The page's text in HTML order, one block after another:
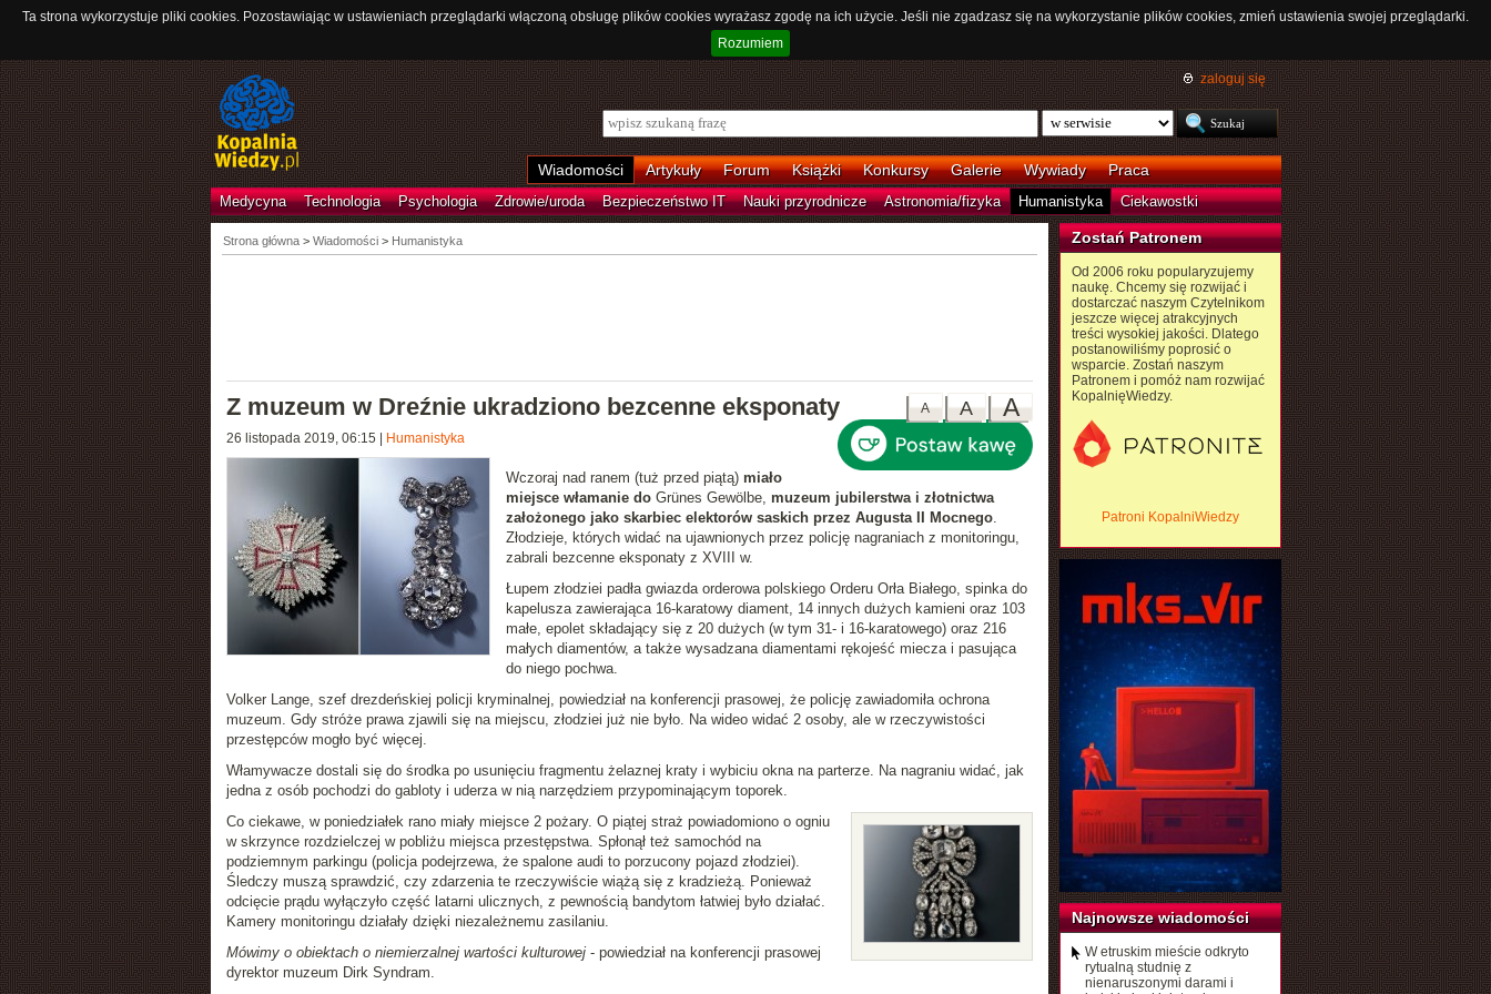
Ta strona wykorzystuje pliki cookies. Pozostawiając w ustawieniach przeglądarki włączoną obsługę plików cookies wyrażasz zgodę na ich użycie. Jeśli nie zgadzasz się na wykorzystanie plików cookies, zmień ustawienia swojej przeglądarki.
Rozumiem
zaloguj się
Wiadomości Artykuły Forum Książki Konkursy Galerie Wywiady Praca
Medycyna Technologia Psychologia Zdrowie/uroda Bezpieczeństwo IT Nauki przyrodnicze Astronomia/fizyka Humanistyka Ciekawostki
Strona główna> Wiadomości > Humanistyka
A
A
A
Z muzeum w Dreźnie ukradziono bezcenne eksponaty
26 listopada 2019, 06:15 Humanistyka
Wczoraj nad ranem (tuż przed piątą) miało
miejsce włamanie doGrünes Gewölbe, muzeum jubilerstwa i złotnictwa
założonego jako skarbiec elektorów saskich przez Augusta II Mocnego.
Złodzieje, których widać na ujawnionych przez policję nagraniach z monitoringu,
zabrali bezcenne eksponaty z XVIII w.
Łupem złodziei padła gwiazda orderowa polskiego Orderu Orła Białego, spinka do
kapelusza zawierająca 16-karatowy diament, 14 innych dużych kamieni oraz 103
małe, epolet składający się z 20 dużych (w tym 31- i 16-karatowego) oraz 216
małych diamentów, a także wysadzana diamentami rękojeść miecza i pasująca
do niego pochwa.
Volker Lange, szef drezdeńskiej policji kryminalnej, powiedział na konferencji prasowej, że policję zawiadomiła ochrona
muzeum. Gdy stróże prawa zjawili się na miejscu, złodziei już nie było. Na wideo widać 2 osoby, ale w rzeczywistości
przestępców mogło być więcej.
Włamywacze dostali się do środka po usunięciu fragmentu żelaznej kraty i wybiciu okna na parterze. Na nagraniu widać, jak
jedna z osób pochodzi do gabloty i uderza w nią narzędziem przypominającym toporek.
Co ciekawe, w poniedziałek rano miały miejsce 2 pożary. O piątej straż powiadomiono o ogniu
w skrzynce rozdzielczej w pobliżu miejsca przestępstwa. Spłonął też samochód na
podziemnym parkingu (policja podejrzewa, że spalone audi to porzucony pojazd złodziei).
Śledczy muszą sprawdzić, czy zdarzenia te rzeczywiście wiążą się z kradzieżą. Ponieważ
odcięcie prądu wyłączyło część latarni ulicznych, z pewnością bandytom łatwiej było działać.
Kamery monitoringu działały dzięki niezależnemu zasilaniu.
Mówimy o obiektach o niemierzalnej wartości kulturowej- powiedział na konferencji prasowej
dyrektor muzeum Dirk Syndram.
Zostań Patronem
Od 2006 roku popularyzujemy
naukę. Chcemy się rozwijać i
dostarczać naszym Czytelnikom
jeszcze więcej atrakcyjnych
treści wysokiej jakości. Dlatego
postanowiliśmy poprosić o
wsparcie. Zostań naszym
Patronem i pomóż nam rozwijać
KopalnięWiedzy.
Patroni KopalniWiedzy
Najnowsze wiadomości
W etruskim mieście odkryto
rytualną studnię z
nienaruszonymi darami i